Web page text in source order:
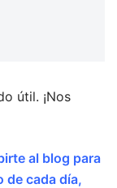
útil. ¡Nos
al blog para
de cada día,